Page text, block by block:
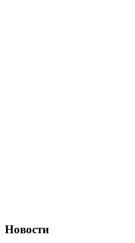
Новости